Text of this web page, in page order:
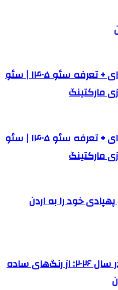
🔍 خدمات سئو حرفه‌ای + تعرفه سئو ۱۴۰۵ | سئو
مارکتینگ
🔍 خدمات سئو حرفه‌ای + تعرفه سئو ۱۴۰۵ | سئو
مارکتینگ
خود را به اردن
انتخاب کاغذ دیواری در سال ۲۰۲۶: از رنگ‌های ساده